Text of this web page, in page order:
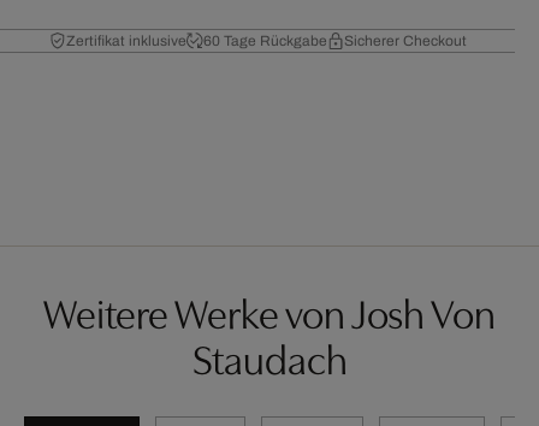
Zertifikat inklusive 60 Tage Rückgabe Sicherer Checkout
Weitere Werke von Josh Von
Staudach